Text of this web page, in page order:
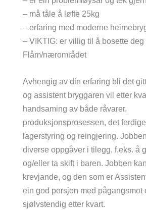
– må tåle å løfte 25kg
– erfaring med moderne
– VIKTIG: er villig til å bosette deg
Flåm/nærområdet
Avhengig av din erfaring bli det
og assistent bryggaren vil etter
handsaming av både råvarer,
produksjonsprosessen, det
lagerstyring og reingjering.
diverse oppgåver i tilegg, f.eks. å
og/eller ta skift i baren. Jobben
krevjande, og den som er
ein god porsjon med pågangsmot
sjølvstendig etter kvart.